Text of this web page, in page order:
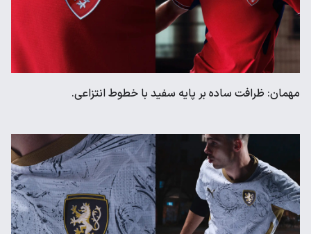
مهمان: ظرافت ساده بر پایه سفید با خطوط انتزاعی.